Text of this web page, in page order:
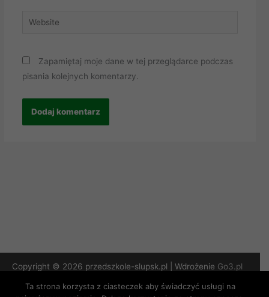
Website
Zapamiętaj moje dane w tej przeglądarce podczas
pisania kolejnych komentarzy.
Copyright © 2026 przedszkole-slupsk.pl | Wdrożenie Go3.pl
Polityka Prywatności
Ta strona korzysta z ciasteczek aby świadczyć usługi na